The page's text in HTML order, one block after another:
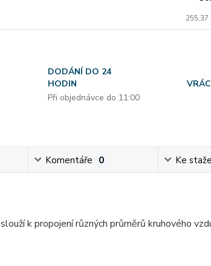
255,37
DODÁNÍ DO 24
HODIN
Při objednávce do 11:00
Komentáře 0 Ke
slouží k propojení různých průměrů kruhového